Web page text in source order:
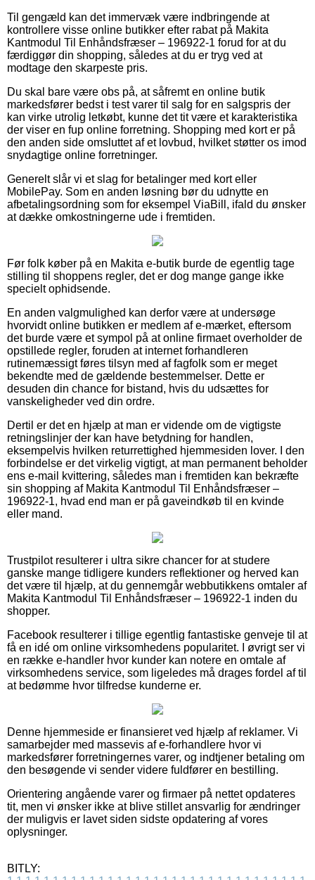
Til gengæld kan det immervæk være indbringende at
kontrollere visse online butikker efter rabat på Makita
Kantmodul Til Enhåndsfræser – 196922-1 forud for at du
færdiggør din shopping, således at du er tryg ved at
modtage den skarpeste pris.
Du skal bare være obs på, at såfremt en online butik
markedsfører bedst i test varer til salg for en salgspris der
kan virke utrolig letkøbt, kunne det tit være et karakteristika
der viser en fup online forretning. Shopping med kort er på
den anden side omsluttet af et lovbud, hvilket støtter os imod
snydagtige online forretninger.
Generelt slår vi et slag for betalinger med kort eller
MobilePay. Som en anden løsning bør du udnytte en
afbetalingsordning som for eksempel ViaBill, ifald du ønsker
at dække omkostningerne ude i fremtiden.
Før folk køber på en Makita e-butik burde de egentlig tage
stilling til shoppens regler, det er dog mange gange ikke
specielt ophidsende.
En anden valgmulighed kan derfor være at undersøge
hvorvidt online butikken er medlem af e-mærket, eftersom
det burde være et sympol på at online firmaet overholder de
opstillede regler, foruden at internet forhandleren
rutinemæssigt føres tilsyn med af fagfolk som er meget
bekendte med de gældende bestemmelser. Dette er
desuden din chance for bistand, hvis du udsættes for
vanskeligheder ved din ordre.
Dertil er det en hjælp at man er vidende om de vigtigste
retningslinjer der kan have betydning for handlen,
eksempelvis hvilken returrettighed hjemmesiden lover. I den
forbindelse er det virkelig vigtigt, at man permanent beholder
ens e-mail kvittering, således man i fremtiden kan bekræfte
sin shopping af Makita Kantmodul Til Enhåndsfræser –
196922-1, hvad end man er på gaveindkøb til en kvinde
eller mand.
Trustpilot resulterer i ultra sikre chancer for at studere
ganske mange tidligere kunders reflektioner og herved kan
det være til hjælp, at du gennemgår webbutikkens omtaler af
Makita Kantmodul Til Enhåndsfræser – 196922-1 inden du
shopper.
Facebook resulterer i tillige egentlig fantastiske genveje til at
få en idé om online virksomhedens popularitet. I øvrigt ser vi
en række e-handler hvor kunder kan notere en omtale af
virksomhedens service, som ligeledes må drages fordel af til
at bedømme hvor tilfredse kunderne er.
Denne hjemmeside er finansieret ved hjælp af reklamer. Vi
samarbejder med massevis af e-forhandlere hvor vi
markedsfører forretningernes varer, og indtjener betaling om
den besøgende vi sender videre fuldfører en bestilling.
Orientering angående varer og firmaer på nettet opdateres
tit, men vi ønsker ikke at blive stillet ansvarlig for ændringer
der muligvis er lavet siden sidste opdatering af vores
oplysninger.
BITLY: